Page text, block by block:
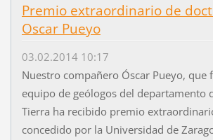
Premio extraordinario de
Oscar Pueyo
03.02.2014 10:17
Nuestro compañero Óscar Pueyo, que
equipo de geólogos del departamento
Tierra ha recibido premio
concedido por la Universidad de